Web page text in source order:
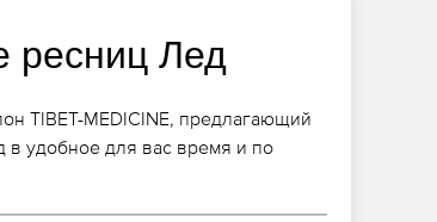
ресниц Лед
TIBET-MEDICINE, предлагающий
в удобное для вас время и по